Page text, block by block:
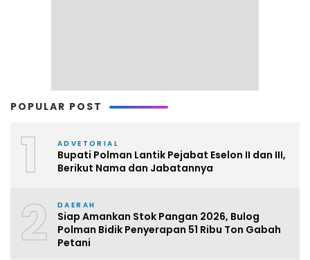
POPULAR POST
1 ADVETORIAL
Bupati Polman Lantik Pejabat Eselon II dan III,
Berikut Nama dan Jabatannya
2 DAERAH
Siap Amankan Stok Pangan 2026, Bulog
Polman Bidik Penyerapan 51 Ribu Ton Gabah
Petani